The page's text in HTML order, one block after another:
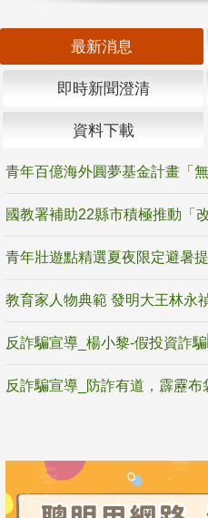
最新消息
即時新聞澄清
資料下載
反詐騙宣導_楊小黎-假投資詐騙